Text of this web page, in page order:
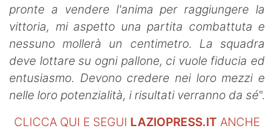
pronte a vendere l'anima per raggiungere la
vittoria, mi aspetto una partita combattuta e
nessuno mollerà un centimetro. La squadra
deve lottare su ogni pallone, ci vuole fiducia ed
entusiasmo. Devono credere nei loro mezzi e
nelle loro potenzialità, i risultati verranno da sé".
CLICCA QUI E SEGUI LAZIOPRESS.IT ANCHE